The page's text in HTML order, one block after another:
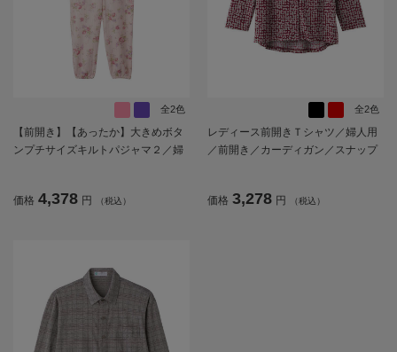
全2色
【前開き】【あったか】大きめボタ
ンプチサイズキルトパジャマ２／婦
／ギフト／プレゼント【CF】
価格 4,378 円 （税込）
全2色
レディース前開きＴシャツ／婦人用
／前開き／カーディガン／スナップ
価格 3,278 円 （税込）